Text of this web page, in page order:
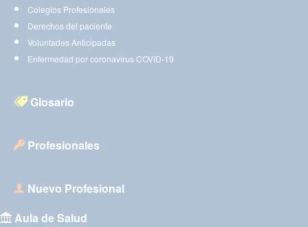
Colegios Profesionales
Derechos del paciente
Voluntades Anticipadas
Enfermedad por coronavirus COVID-19
Glosario
Profesionales
Nuevo Profesional
Aula de Salud